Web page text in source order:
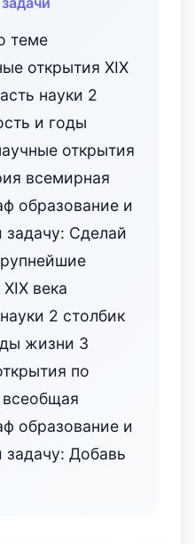
теме
открытия XIX
науки 2
и годы
открытия
всемирная
образование и
задачу: Сделай
века
2 столбик
жизни 3
по
всеобщая
образование и
задачу: Добавь